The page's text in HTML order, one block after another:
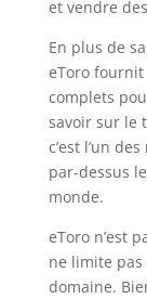
et vendre
En plus de
eToro
complets
savoir sur le
c’est l’un
par-dessus
monde.
eToro n’est
ne limite pas
domaine.